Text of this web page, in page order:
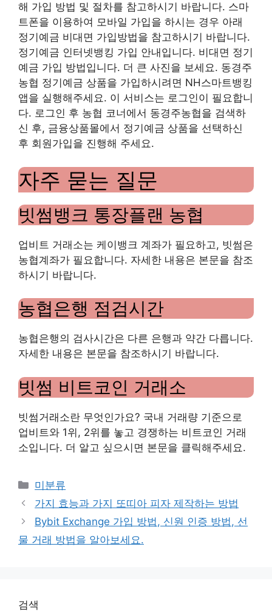
해 가입 방법 및 절차를 참고하시기 바랍니다. 스마
트폰을 이용하여 모바일 가입을 하시는 경우 아래
정기예금 비대면 가입방법을 참고하시기 바랍니다.
정기예금 인터넷뱅킹 가입 안내입니다. 비대면 정기
예금 가입 방법입니다. 더 큰 사진을 보세요. 동경주
농협 정기예금 상품을 가입하시려면 NH스마트뱅킹
앱을 실행해주세요. 이 서비스는 로그인이 필요합니
다. 로그인 후 농협 코너에서 동경주농협을 검색하
신 후, 금융상품몰에서 정기예금 상품을 선택하신
후 회원가입을 진행해 주세요.
자주 묻는 질문
빗썸뱅크 통장플랜 농협
업비트 거래소는 케이뱅크 계좌가 필요하고, 빗썸은
농협계좌가 필요합니다. 자세한 내용은 본문을 참조
하시기 바랍니다.
농협은행 점검시간
농협은행의 검사시간은 다른 은행과 약간 다릅니다.
자세한 내용은 본문을 참조하시기 바랍니다.
빗썸 비트코인 ​​거래소
빗썸거래소란 무엇인가요? 국내 거래량 기준으로
업비트와 1위, 2위를 놓고 경쟁하는 비트코인 ​​거래
소입니다. 더 알고 싶으시면 본문을 클릭해주세요.
Categories
미분류
가지 효능과 가지 또띠아 피자 제작하는 방법
Bybit Exchange 가입 방법, 신원 인증 방법, 선
물 거래 방법을 알아보세요.
검색